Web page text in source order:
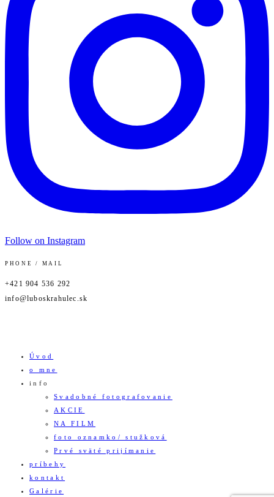
Follow on Instagram
PHONE / MAIL
+421 904 536 292
info@luboskrahulec.sk
Úvod
o mne
info
Svadobné fotografovanie
AKCIE
NA FILM
foto oznamko/ stužková
Prvé sväté prijímanie
príbehy
kontakt
Galérie